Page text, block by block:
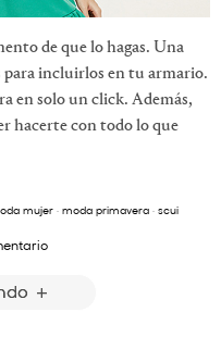
de que lo hagas. Una
para incluirlos en tu armario.
en solo un click. Además,
hacerte con todo lo que
mujer· moda primavera· scui